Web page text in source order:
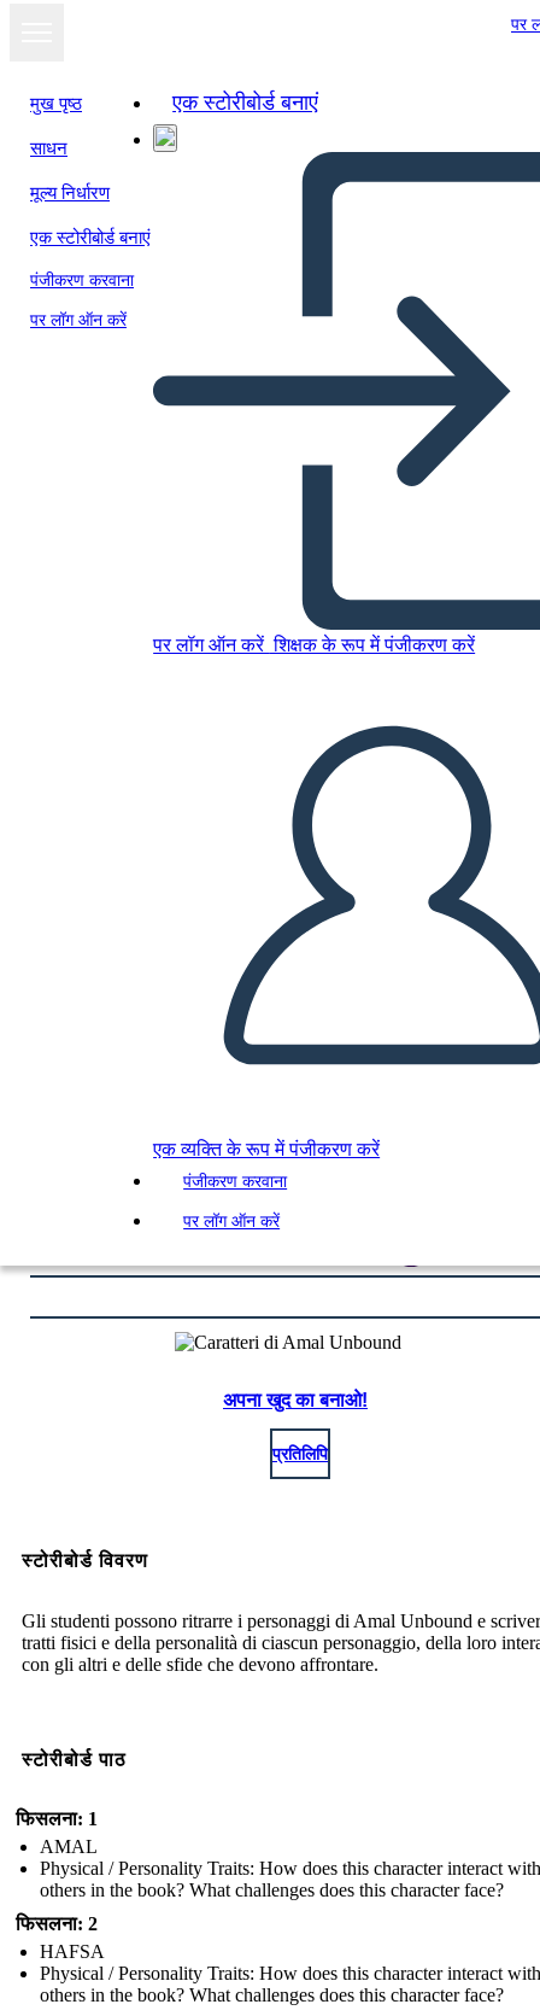
पर
मुख पृष्ठ
साधन
मूल्य निर्धारण
एक स्टोरीबोर्ड बनाएं
पंजीकरण करवाना
पर लॉग ऑन करें
एक स्टोरीबोर्ड बनाएं
पर लॉग ऑन करें शिक्षक के रूप में पंजीकरण करें
एक व्यक्ति के रूप में पंजीकरण करें
पंजीकरण करवाना
पर लॉग ऑन करें
इस स्टोरीबोर्ड को कॉपी करें
मुझे पढ़कर सुनाओ
अपना खुद का बनाओ!
प्रतिलिपि
स्टोरीबोर्ड विवरण
Gli studenti possono ritrarre i personaggi di Amal Unbound e
tratti fisici e della personalità di ciascun personaggio, della loro
con gli altri e delle sfide che devono affrontare.
स्टोरीबोर्ड पाठ
फिसलना: 1
AMAL
Physical / Personality Traits: How does this character interact with
others in the book? What challenges does this character face?
फिसलना: 2
HAFSA
Physical / Personality Traits: How does this character interact with
others in the book? What challenges does this character face?